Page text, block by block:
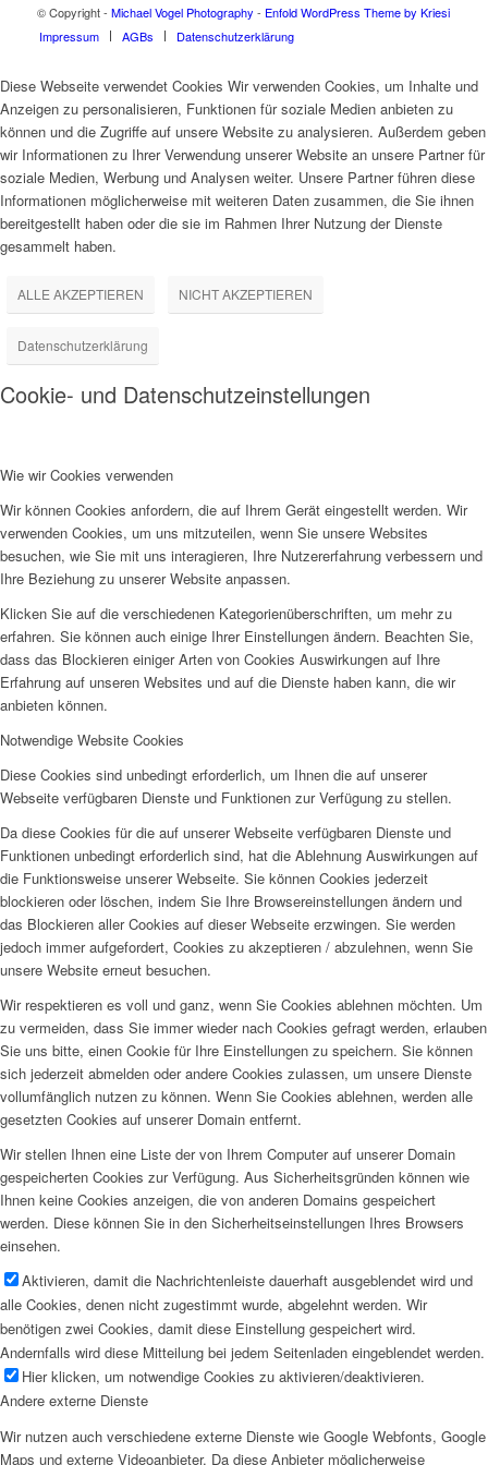
© Copyright - Michael Vogel Photography - Enfold WordPress Theme by Kriesi
Impressum
AGBs Datenschutzerklärung
Diese Webseite verwendet Cookies Wir verwenden Cookies, um Inhalte und
Anzeigen zu personalisieren, Funktionen für soziale Medien anbieten zu
können und die Zugriffe auf unsere Website zu analysieren. Außerdem geben
wir Informationen zu Ihrer Verwendung unserer Website an unsere Partner für
soziale Medien, Werbung und Analysen weiter. Unsere Partner führen diese
Informationen möglicherweise mit weiteren Daten zusammen, die Sie ihnen
bereitgestellt haben oder die sie im Rahmen Ihrer Nutzung der Dienste
gesammelt haben.
ALLE AKZEPTIEREN NICHT AKZEPTIEREN
Datenschutzerklärung
Cookie- und Datenschutzeinstellungen
Wie wir Cookies verwenden
Wir können Cookies anfordern, die auf Ihrem Gerät eingestellt werden. Wir
verwenden Cookies, um uns mitzuteilen, wenn Sie unsere Websites
besuchen, wie Sie mit uns interagieren, Ihre Nutzererfahrung verbessern und
Ihre Beziehung zu unserer Website anpassen.
Klicken Sie auf die verschiedenen Kategorienüberschriften, um mehr zu
erfahren. Sie können auch einige Ihrer Einstellungen ändern. Beachten Sie,
dass das Blockieren einiger Arten von Cookies Auswirkungen auf Ihre
Erfahrung auf unseren Websites und auf die Dienste haben kann, die wir
anbieten können.
Notwendige Website Cookies
Diese Cookies sind unbedingt erforderlich, um Ihnen die auf unserer
Webseite verfügbaren Dienste und Funktionen zur Verfügung zu stellen.
Da diese Cookies für die auf unserer Webseite verfügbaren Dienste und
Funktionen unbedingt erforderlich sind, hat die Ablehnung Auswirkungen auf
die Funktionsweise unserer Webseite. Sie können Cookies jederzeit
blockieren oder löschen, indem Sie Ihre Browsereinstellungen ändern und
das Blockieren aller Cookies auf dieser Webseite erzwingen. Sie werden
jedoch immer aufgefordert, Cookies zu akzeptieren / abzulehnen, wenn Sie
unsere Website erneut besuchen.
Wir respektieren es voll und ganz, wenn Sie Cookies ablehnen möchten. Um
zu vermeiden, dass Sie immer wieder nach Cookies gefragt werden, erlauben
Sie uns bitte, einen Cookie für Ihre Einstellungen zu speichern. Sie können
sich jederzeit abmelden oder andere Cookies zulassen, um unsere Dienste
vollumfänglich nutzen zu können. Wenn Sie Cookies ablehnen, werden alle
gesetzten Cookies auf unserer Domain entfernt.
Wir stellen Ihnen eine Liste der von Ihrem Computer auf unserer Domain
gespeicherten Cookies zur Verfügung. Aus Sicherheitsgründen können wie
Ihnen keine Cookies anzeigen, die von anderen Domains gespeichert
werden. Diese können Sie in den Sicherheitseinstellungen Ihres Browsers
einsehen.
Aktivieren, damit die Nachrichtenleiste dauerhaft ausgeblendet wird und
alle Cookies, denen nicht zugestimmt wurde, abgelehnt werden. Wir
benötigen zwei Cookies, damit diese Einstellung gespeichert wird.
Andernfalls wird diese Mitteilung bei jedem Seitenladen eingeblendet werden.
Hier klicken, um notwendige Cookies zu aktivieren/deaktivieren.
Andere externe Dienste
Wir nutzen auch verschiedene externe Dienste wie Google Webfonts, Google
Maps und externe Videoanbieter. Da diese Anbieter möglicherweise